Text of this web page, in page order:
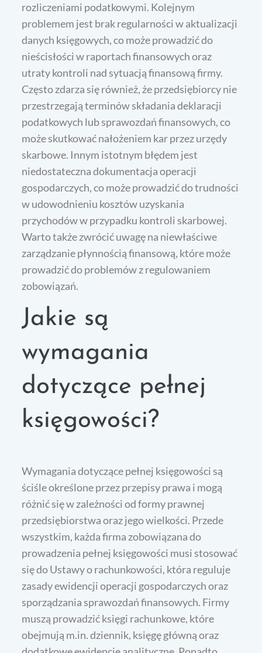
rozliczeniami podatkowymi. Kolejnym
problemem jest brak regularności w aktualizacji
danych księgowych, co może prowadzić do
nieścisłości w raportach finansowych oraz
utraty kontroli nad sytuacją finansową firmy.
Często zdarza się również, że przedsiębiorcy nie
przestrzegają terminów składania deklaracji
podatkowych lub sprawozdań finansowych, co
może skutkować nałożeniem kar przez urzędy
skarbowe. Innym istotnym błędem jest
niedostateczna dokumentacja operacji
gospodarczych, co może prowadzić do trudności
w udowodnieniu kosztów uzyskania
przychodów w przypadku kontroli skarbowej.
Warto także zwrócić uwagę na niewłaściwe
zarządzanie płynnością finansową, które może
prowadzić do problemów z regulowaniem
zobowiązań.
Jakie są
wymagania
dotyczące pełnej
księgowości?
Wymagania dotyczące pełnej księgowości są
ściśle określone przez przepisy prawa i mogą
różnić się w zależności od formy prawnej
przedsiębiorstwa oraz jego wielkości. Przede
wszystkim, każda firma zobowiązana do
prowadzenia pełnej księgowości musi stosować
się do Ustawy o rachunkowości, która reguluje
zasady ewidencji operacji gospodarczych oraz
sporządzania sprawozdań finansowych. Firmy
muszą prowadzić księgi rachunkowe, które
obejmują m.in. dziennik, księgę główną oraz